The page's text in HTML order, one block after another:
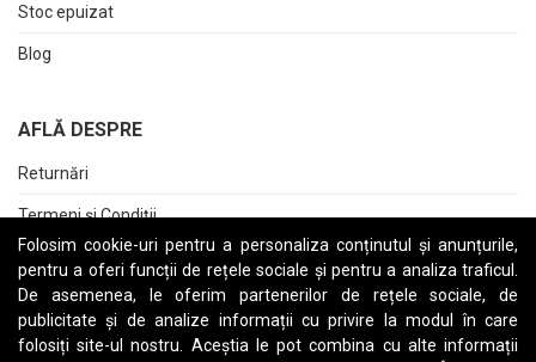
Folosim cookie-uri pentru a personaliza conținutul și anunțurile,
pentru a oferi funcții de rețele sociale și pentru a analiza traficul.
De asemenea, le oferim partenerilor de rețele sociale, de
publicitate și de analize informații cu privire la modul în care
folosiți site-ul nostru. Aceștia le pot combina cu alte informații
Stoc epuizat
Blog
AFLĂ DESPRE
Returnări
Termeni și Condiții
Raport date personale
Cerere stergere cont